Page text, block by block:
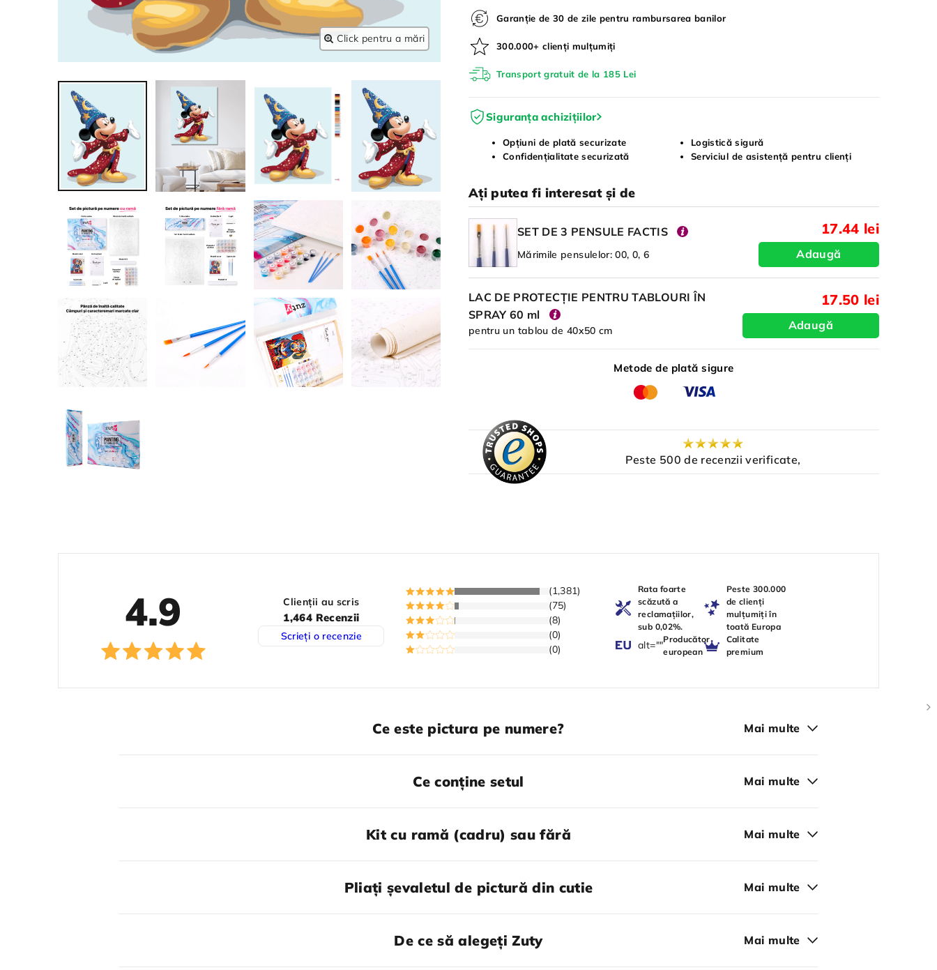
Click pentru a mări
Garanție de 30 de zile pentru rambursarea banilor
300.000+ clienți mulțumiți
Transport gratuit de la 185 Lei
Siguranța achizițiilor
Opțiuni de plată securizate
Logistică sigură
Confidențialitate securizată
Serviciul de asistență pentru clienți
Ați putea fi interesat și de
SET DE 3 PENSULE FACTIS
Mărimile pensulelor: 00, 0, 6
17.44 lei
Adaugă
LAC DE PROTECȚIE PENTRU TABLOURI ÎN
SPRAY 60 ml
pentru un tablou de 40x50 cm
17.50 lei
Adaugă
Metode de plată sigure
Peste 500 de recenzii verificate,
4.9 Clienții au scris
1,464 Recenzii
Scrieți o recenzie
(1,381)
(75)
(8)
(0)
(0)
Rata foarte
scăzută a
reclamațiilor,
sub 0,02%.
Peste 300.000
de clienți
mulțumiți în
toată Europa
alt=""Producător
european
Calitate
premium
Ce este pictura pe numere? Mai multe
Ce conține setul Mai multe
Kit cu ramă (cadru) sau fără Mai multe
Pliați șevaletul de pictură din cutie Mai multe
De ce să alegeți Zuty Mai multe